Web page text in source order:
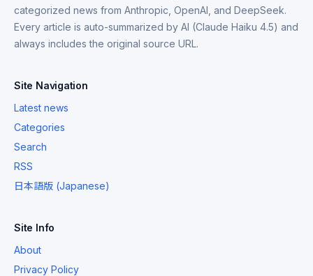
categorized news from Anthropic, OpenAI, and DeepSeek.
Every article is auto-summarized by AI (Claude Haiku 4.5) and
always includes the original source URL.
Site Navigation
Latest news
Categories
Search
RSS
日本語版 (Japanese)
Site Info
About
Privacy Policy